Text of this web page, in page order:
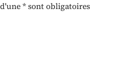
* sont obligatoires